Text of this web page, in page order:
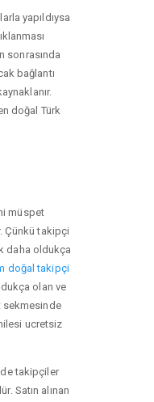
yapıldıysa
sonrasında
bağlantı
doğal Türk
müspet
Çünkü takipçi
daha oldukça
doğal takipçi
olan ve
sekmesinde
ucretsiz
takipçiler
Satın alınan